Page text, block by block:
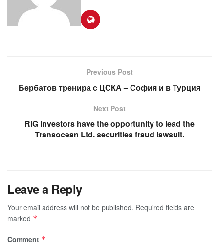
Previous Post
Бербатов тренира с ЦСКА – София и в Турция
Next Post
RIG investors have the opportunity to lead the
Transocean Ltd. securities fraud lawsuit.
Leave a Reply
Your email address will not be published. Required fields are
marked *
Comment *